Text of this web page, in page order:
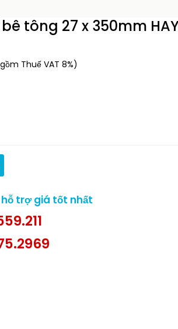
tông 27 x 350mm
Thuế VAT 8%)
trợ giá tốt nhất